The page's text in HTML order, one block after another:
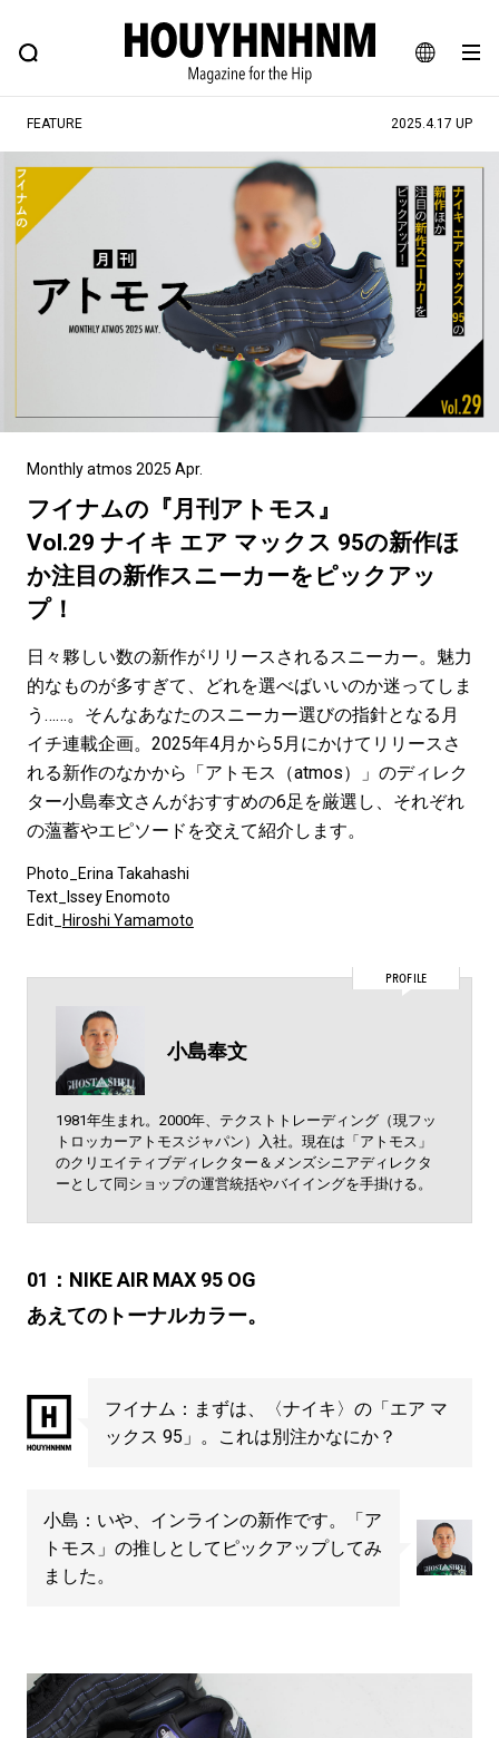
JA
EN
FEATURE BLOG SNAP
ヒップなファッション、カルチャー、ライフスタイルWEBマガジン
#注目のタグ
#SHOPPING ADDICT #憧れの逸品
#ESSENTIAL DESIGNS #古着サミット
#NEW VINTAGE #マイナーグッド図鑑
#路地裏てぃーん。 #MONTHLY JOURNAL
#フイナムのYouTube
#FOCUS IT #AH.H
#ととけん #FASHION
#LIFESTYLE #SNEAKER #OUTDOOR
#SPORTS #HANDSOME HANDBOOK
FEATURE 2025.4.17 UP
Monthly atmos 2025 Apr.
フイナムの『月刊アトモス』
Vol.29 ナイキ エア マックス 95の新作ほ
か注目の新作スニーカーをピックアッ
プ！
日々夥しい数の新作がリリースされるスニーカー。魅力
的なものが多すぎて、どれを選べばいいのか迷ってしま
う……。そんなあなたのスニーカー選びの指針となる月
イチ連載企画。2025年4月から5月にかけてリリースさ
れる新作のなかから「アトモス（atmos）」のディレク
ター小島奉文さんがおすすめの6足を厳選し、それぞれ
の薀蓄やエピソードを交えて紹介します。
Photo_Erina Takahashi
Text_Issey Enomoto
Edit_ Hiroshi Yamamoto
PROFILE
小島奉文
1981年生まれ。2000年、テクストトレーディング（現フッ
トロッカーアトモスジャパン）入社。現在は「アトモス」
のクリエイティブディレクター＆メンズシニアディレクタ
ーとして同ショップの運営統括やバイイングを手掛ける。
01：NIKE AIR MAX 95 OG
あえてのトーナルカラー。
フイナム：まずは、〈ナイキ〉の「エア マ
ックス 95」。これは別注かなにか？
小島：いや、インラインの新作です。「ア
トモス」の推しとしてピックアップしてみ
ました。